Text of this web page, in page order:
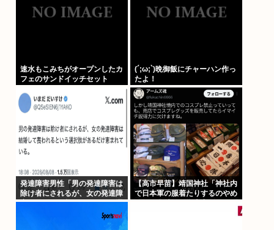
速水もこみちがオープンしたカ
フェのサンドイッチセット
(´;ω;`)晩御飯にチャーハン作っ
たよ！
発達障害男性「男の発達障害は
除け者にされるが、女の発達障
害は結婚して養われるという選
択肢があるだけ恵まれている」
【高市早苗】靖国神社「神社内
で日本軍の服着たりするのやめ